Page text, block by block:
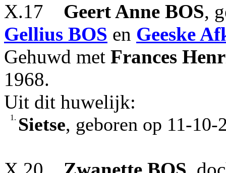
X.17 Geert Anne BOS,
Gellius BOS en Geeske
Gehuwd met Frances
1968.
Uit dit huwelijk:
1. Sietse, geboren op 11-10-